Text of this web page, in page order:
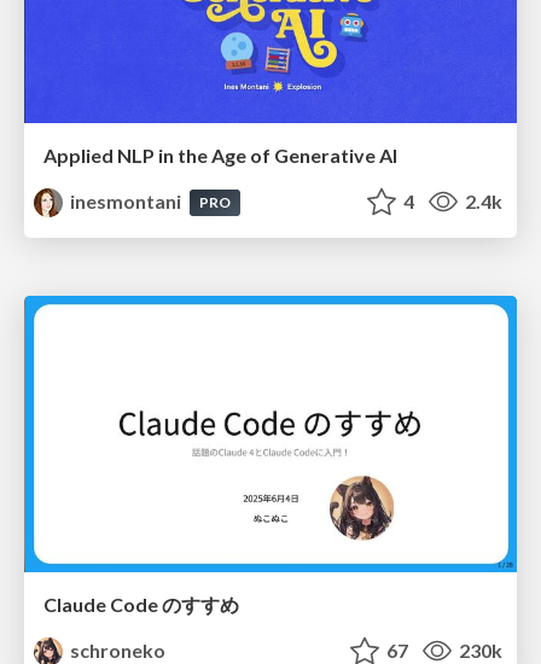
Applied NLP in the Age of Generative AI
inesmontani
PRO 4 2.4k
Claude Code のすすめ
schroneko
67 230k